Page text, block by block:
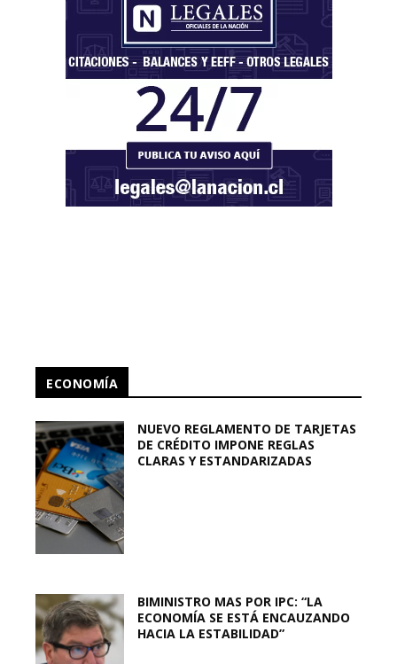
ECONOMÍA
NUEVO REGLAMENTO DE TARJETAS
DE CRÉDITO IMPONE REGLAS
CLARAS Y ESTANDARIZADAS
BIMINISTRO MAS POR IPC: “LA
ECONOMÍA SE ESTÁ ENCAUZANDO
HACIA LA ESTABILIDAD”